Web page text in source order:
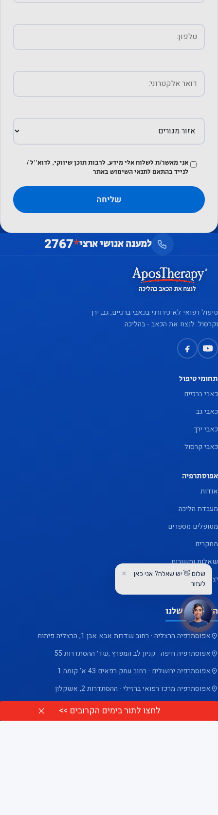
אני מאשר/ת לשלוח אלי מידע, לרבות תוכן שיווקי, לדוא''ל /
לנייד בהתאם לתנאי השימוש באתר
למענה אנושי ארצי*
2767
טיפול רפואי לא־כירורגי בכאבי ברכיים, גב, ירך
וקרסול. לנצח את הכאב - בהליכה.
תחומי טיפול
כאבי ברכיים
כאבי גב
כאבי ירך
כאבי קרסול
אפוסתרפיה
אודות
מעבדת הליכה
מטופלים מספרים
מחקרים
שאלות ותשובות
יצירת קשר
המרכזים שלנו
אפוסתרפיה הרצליה · רחוב שדרות אבא אבן 1, הרצליה פיתוח
אפוסתרפיה חיפה · קניון לב המפרץ ,שד׳ ההסתדרות 55
אפוסתרפיה ירושלים · רחוב עמק רפאים 43 א' קומה 1
אפוסתרפיה מרכז רפואי ברזילי · ההסתדרות 2, אשקלון
אפוסתרפיה ראשון לציון · ראשון לציון לזרוב 33, קומה 1
שלום 👋 יש שאלה? אני כאן
לעזור
×
לחצו לתור בימים הקרובים >>